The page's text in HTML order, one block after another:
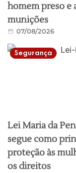
homem preso e
munições
07/08/2026
Segurança
Lei Maria da
segue como
proteção às
os direitos